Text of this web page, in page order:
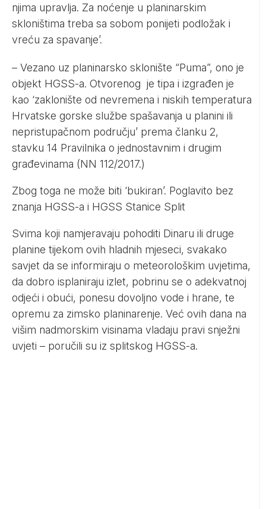
njima upravlja. Za noćenje u planinarskim
skloništima treba sa sobom ponijeti podložak i
vreću za spavanje’.
– Vezano uz planinarsko sklonište “Puma”, ono je
objekt HGSS-a. Otvorenog je tipa i izgrađen je
kao ‘zaklonište od nevremena i niskih temperatura
Hrvatske gorske službe spašavanja u planini ili
nepristupačnom području’ prema članku 2,
stavku 14 Pravilnika o jednostavnim i drugim
građevinama (NN 112/2017.)
Zbog toga ne može biti ‘bukiran’. Poglavito bez
znanja HGSS-a i HGSS Stanice Split
Svima koji namjeravaju pohoditi Dinaru ili druge
planine tijekom ovih hladnih mjeseci, svakako
savjet da se informiraju o meteorološkim uvjetima,
da dobro isplaniraju izlet, pobrinu se o adekvatnoj
odjeći i obući, ponesu dovoljno vode i hrane, te
opremu za zimsko planinarenje. Već ovih dana na
višim nadmorskim visinama vladaju pravi snježni
uvjeti – poručili su iz splitskog HGSS-a.